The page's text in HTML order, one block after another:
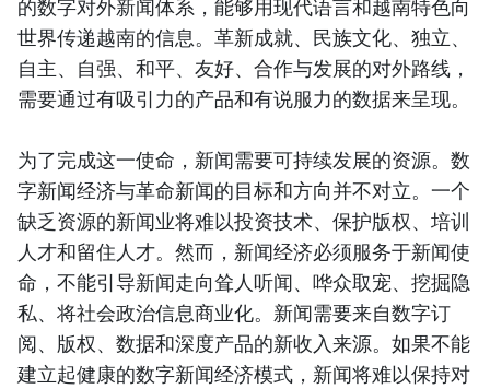
的数字对外新闻体系，能够用现代语言和越南特色向
世界传递越南的信息。革新成就、民族文化、独立、
自主、自强、和平、友好、合作与发展的对外路线，
需要通过有吸引力的产品和有说服力的数据来呈现。
为了完成这一使命，新闻需要可持续发展的资源。数
字新闻经济与革命新闻的目标和方向并不对立。一个
缺乏资源的新闻业将难以投资技术、保护版权、培训
人才和留住人才。然而，新闻经济必须服务于新闻使
命，不能引导新闻走向耸人听闻、哗众取宠、挖掘隐
私、将社会政治信息商业化。新闻需要来自数字订
阅、版权、数据和深度产品的新收入来源。如果不能
建立起健康的数字新闻经济模式，新闻将难以保持对